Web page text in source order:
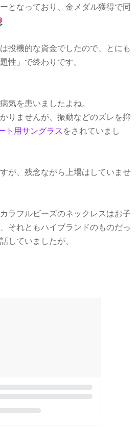
となっており、金メダル獲得で同
投機的な資金でしたので、とにも
性」で終わりです。
気を患いましたよね。
りませんが、振動などのズレを抑
ト用サングラス をされていまし
が、残念ながら上場はしていませ
ラフルビーズのネックレスはお子
それともハイブランドのものだっ
していましたが、